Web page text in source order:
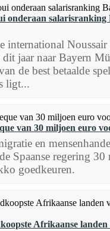
onderaan salarisranking
international
jaar naar Bayern
de best betaalde
ligt...
van 30 miljoen euro
en
Spaanse regering
goedkeuren.
Afrikaanse landen